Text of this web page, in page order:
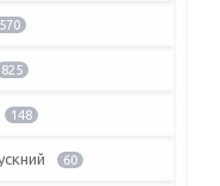
570
825
148
60